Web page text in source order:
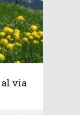
al via